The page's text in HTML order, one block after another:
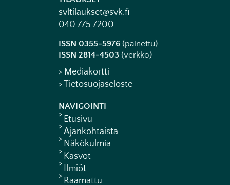
svltilaukset@svk.fi
040 775 7200
ISSN 0355-5976 (painettu)
ISSN 2814-4503 (verkko)
> Mediakortti
> Tietosuojaseloste
NAVIGOINTI
Etusivu
Ajankohtaista
Näkökulmia
Kasvot
Ilmiöt
Raamattu